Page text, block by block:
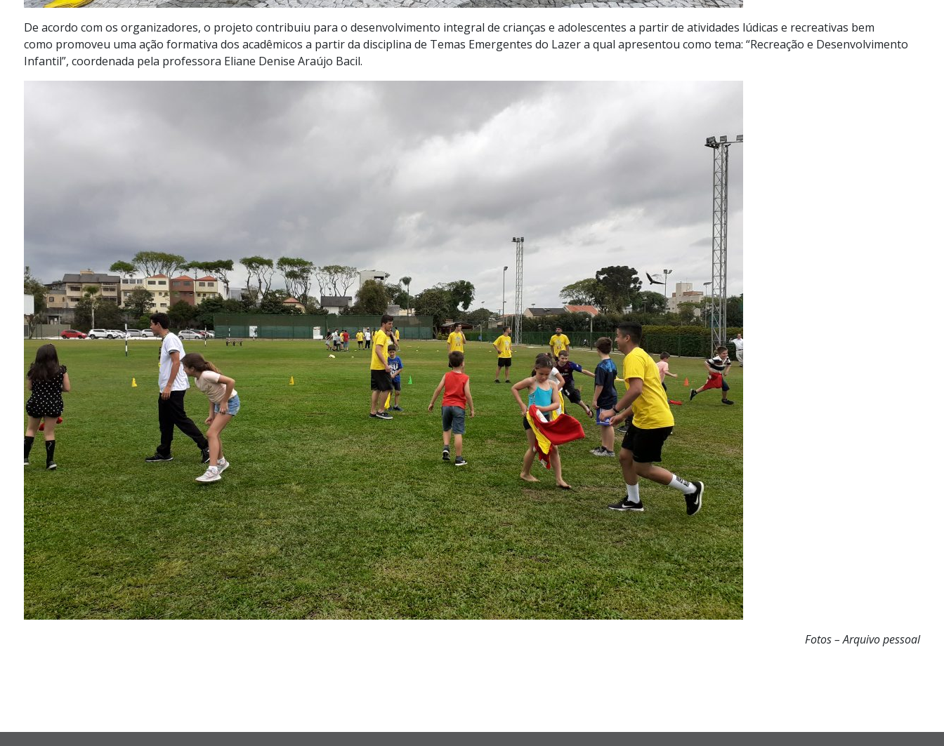
De acordo com os organizadores, o projeto contribuiu para o desenvolvimento integral de crianças e adolescentes a partir de atividades lúdicas e recreativas bem
como promoveu uma ação formativa dos acadêmicos a partir da disciplina de Temas Emergentes do Lazer a qual apresentou como tema: “Recreação e Desenvolvimento
Infantil”, coordenada pela professora Eliane Denise Araújo Bacil.
Fotos – Arquivo pessoal